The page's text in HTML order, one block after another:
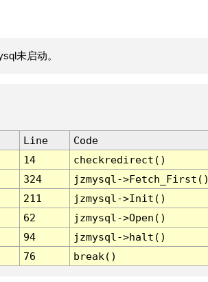
未启动。
Line
Code
14
checkredirect()
324
jzmysql-
211
jzmysql->Init()
62
jzmysql->Open()
94
jzmysql->halt()
76 break()